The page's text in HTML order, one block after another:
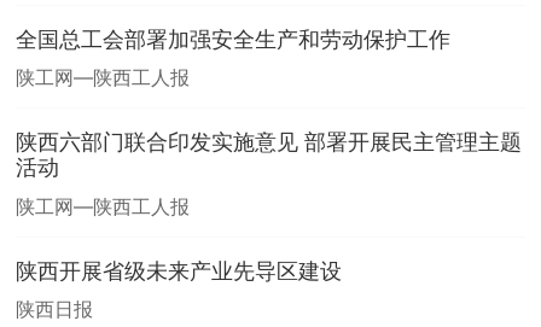
全国总工会部署加强安全生产和劳动保护工作
陕工网—陕西工人报
陕西六部门联合印发实施意见 部署开展民主管理主题
活动
陕工网—陕西工人报
陕西开展省级未来产业先导区建设
陕西日报